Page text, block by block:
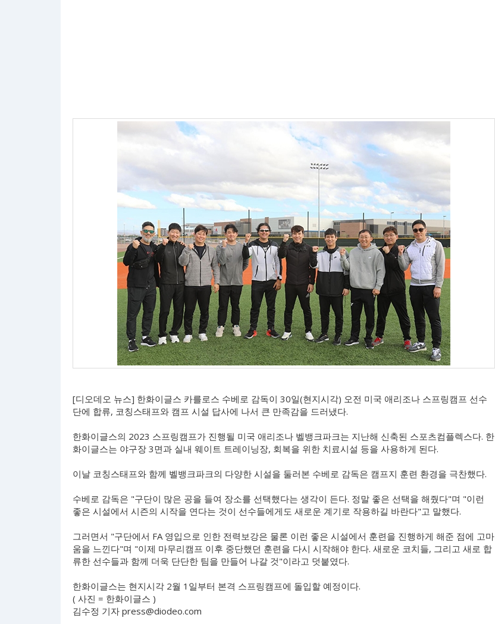
[디오데오 뉴스] 한화이글스 카를로스 수베로 감독이 30일(현지시각) 오전 미국 애리조나 스프링캠프 선수
단에 합류, 코칭스태프와 캠프 시설 답사에 나서 큰 만족감을 드러냈다.
한화이글스의 2023 스프링캠프가 진행될 미국 애리조나 벨뱅크파크는 지난해 신축된 스포츠컴플렉스다. 한
화이글스는 야구장 3면과 실내 웨이트 트레이닝장, 회복을 위한 치료시설 등을 사용하게 된다.
이날 코칭스태프와 함께 벨뱅크파크의 다양한 시설을 둘러본 수베로 감독은 캠프지 훈련 환경을 극찬했다.
수베로 감독은 "구단이 많은 공을 들여 장소를 선택했다는 생각이 든다. 정말 좋은 선택을 해줬다"며 "이런
좋은 시설에서 시즌의 시작을 연다는 것이 선수들에게도 새로운 계기로 작용하길 바란다"고 말했다.
그러면서 "구단에서 FA 영입으로 인한 전력보강은 물론 이런 좋은 시설에서 훈련을 진행하게 해준 점에 고마
움을 느낀다"며 "이제 마무리캠프 이후 중단했던 훈련을 다시 시작해야 한다. 새로운 코치들, 그리고 새로 합
류한 선수들과 함께 더욱 단단한 팀을 만들어 나갈 것"이라고 덧붙였다.
한화이글스는 현지시각 2월 1일부터 본격 스프링캠프에 돌입할 예정이다.
( 사진 = 한화이글스 )
김수정 기자 press@diodeo.com